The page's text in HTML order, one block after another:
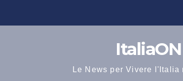
ItaliaON
Le News per Vivere l'Italia